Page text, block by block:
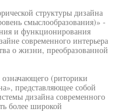
структуры дизайна
смыслообразования)» -
и функционирования
современного интерьера
о жизни, преобразованной
(риторики
представляющее собой
дизайна современного
более широкой